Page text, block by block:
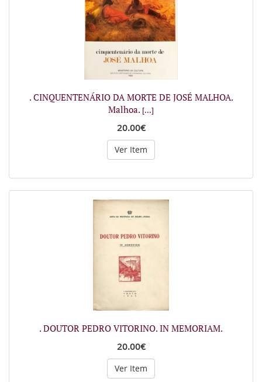
. CINQUENTENÁRIO DA MORTE DE JOSÉ MALHOA.
Malhoa. [...]
20.00€
Ver Item
. DOUTOR PEDRO VITORINO. IN MEMORIAM.
20.00€
Ver Item